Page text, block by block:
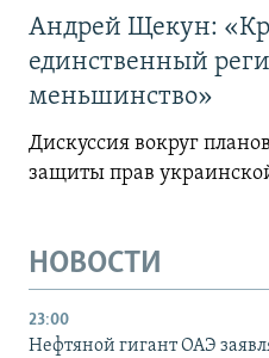
Андрей Щекун:
единственный
меньшинство»
Дискуссия вокруг
защиты прав
НОВОСТИ
23:00
Нефтяной гигант ОАЭ